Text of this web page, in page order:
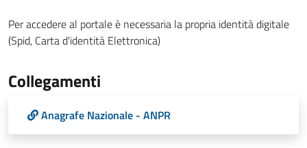
Per accedere al portale è necessaria la propria identità digitale
(Spid, Carta d'identità Elettronica)
Collegamenti
Anagrafe Nazionale - ANPR